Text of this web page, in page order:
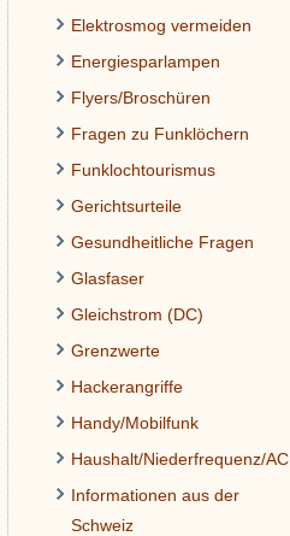
Elektrosmog vermeiden
Energiesparlampen
Flyers/Broschüren
Fragen zu Funklöchern
Funklochtourismus
Gerichtsurteile
Gesundheitliche Fragen
Glasfaser
Gleichstrom (DC)
Grenzwerte
Hackerangriffe
Handy/Mobilfunk
Haushalt/Niederfrequenz/AC
Informationen aus der
Schweiz